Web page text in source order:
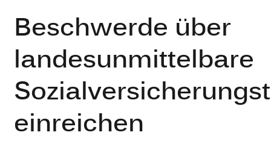
Beschwerde über
landesunmittelbare
einreichen